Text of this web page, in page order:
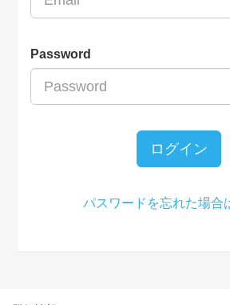
Password
ログイン
パスワードを忘れた場合